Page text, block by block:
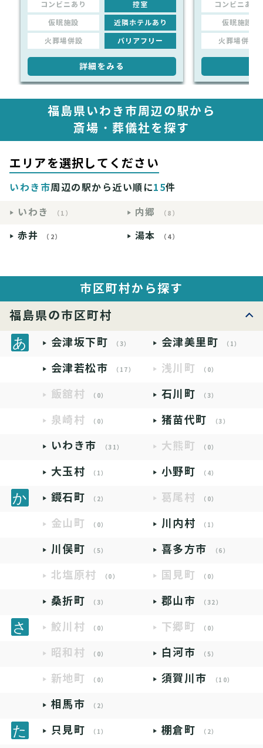
コンビニあり 控室
仮眠施設 近隣ホテルあり
火葬場併設 バリアフリー
詳細をみる
コンビニあり
仮眠施設
火葬場併設
福島県いわき市周辺の駅から
斎場・葬儀社を探す
エリアを選択してください
いわき市周辺の駅から近い順に15件
いわき
（1） 内郷 （8）
赤井 （2） 湯本 （4）
市区町村から探す
福島県の市区町村
会津坂下町 （3） 会津美里町 （1）
会津若松市 （17） 浅川町 （0）
飯舘村 （0） 石川町 （3）
泉崎村 （0） 猪苗代町 （3）
いわき市 （31） 大熊町 （0）
大玉村 （1） 小野町 （4）
鏡石町 （2） 葛尾村 （0）
金山町 （0） 川内村 （1）
川俣町 （5） 喜多方市 （6）
北塩原村 （0） 国見町 （0）
桑折町 （3） 郡山市 （32）
鮫川村 （0） 下郷町 （0）
昭和村 （0） 白河市 （5）
新地町 （0） 須賀川市 （10）
相馬市 （2）
只見町 （1） 棚倉町 （2）